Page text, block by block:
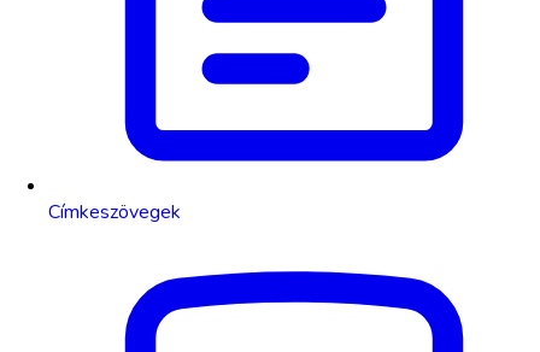
Címkeszövegek